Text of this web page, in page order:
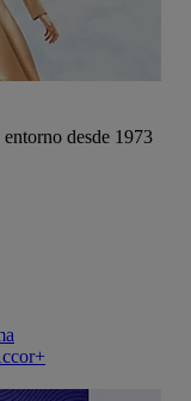
desde 1973